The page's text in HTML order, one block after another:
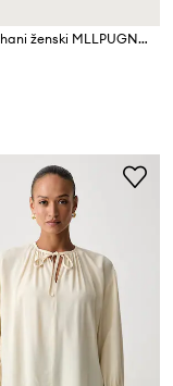
Marella uhani ženski MLLPUGNALE